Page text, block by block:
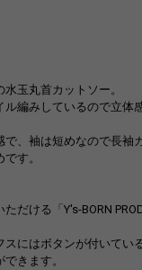
玉丸首カットソー。
ル編みしているので立体
で、袖は短めなので長袖
す。
だける「Y's-BORN
にはボタンが付いてい
きます。